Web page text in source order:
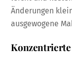
Änderungen
ausgewogene